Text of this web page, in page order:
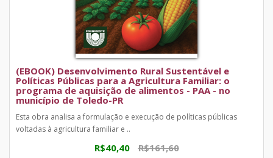
(EBOOK) Desenvolvimento Rural Sustentável e
Políticas Públicas para a Agricultura Familiar: o
programa de aquisição de alimentos - PAA - no
município de Toledo-PR
Esta obra analisa a formulação e execução de políticas públicas
voltadas à agricultura familiar e ..
R$40,40 R$161,60